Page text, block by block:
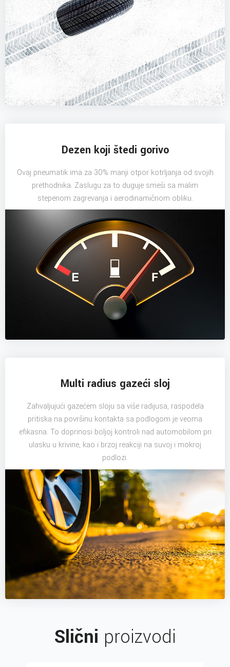
Dezen koji štedi gorivo
Ovaj pneumatik ima za 30% manji otpor kotrljanja od svojih
prethodnika. Zaslugu za to duguje smeši sa malim
stepenom zagrevanja i aerodinamičnom obliku.
Multi radius gazeći sloj
Zahvaljujući gazećem sloju sa više radijusa, raspodela
pritiska na površinu kontakta sa podlogom je veoma
efikasna. To doprinosi boljoj kontroli nad automobilom pri
ulasku u krivine, kao i brzoj reakciji na suvoj i mokroj
podlozi.
Slični proizvodi